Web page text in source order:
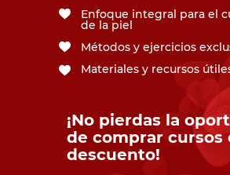
¡No pierdas la
de comprar cursos
descuento!
Enfoque integral para el
de la piel
Métodos y ejercicios
Materiales y recursos